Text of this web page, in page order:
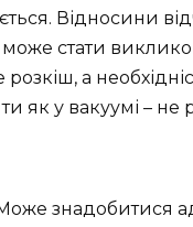
Відносини
стати
а
як у вакуумі – не
знадобитися